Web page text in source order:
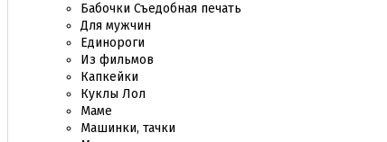
Бабочки Съедобная печать
Для мужчин
Единороги
Из фильмов
Капкейки
Куклы Лол
Маме
Машинки, тачки